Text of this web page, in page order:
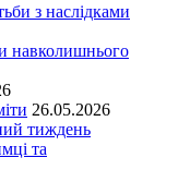
з наслідками
навколишнього
26.05.2026
тиждень
та